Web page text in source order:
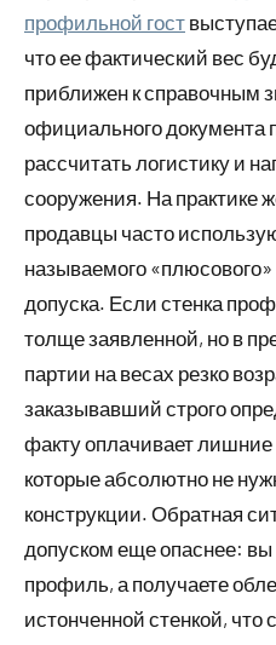
профильной гост
что ее фактический вес
приближен к справочным
официального документа
рассчитать логистику и
сооружения. На практике
продавцы часто
называемого
допуска. Если стенка
толще заявленной, но в
партии на весах резко
заказывавший строго
факту оплачивает
которые абсолютно не
конструкции. Обратная
допуском еще опаснее:
профиль, а получаете
истонченной стенкой, что